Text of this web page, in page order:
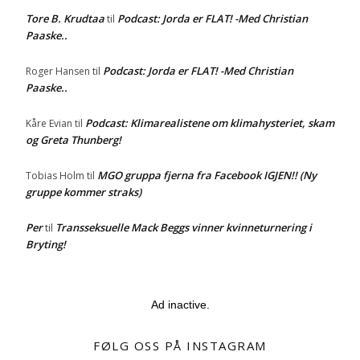
Tore B. Krudtaatil Podcast: Jorda er FLAT! -Med Christian
Paaske..
Roger Hansen til Podcast: Jorda er FLAT! -Med Christian
Paaske..
Kåre Evian til Podcast: Klimarealistene om klimahysteriet, skam
og Greta Thunberg!
Tobias Holm til MGO gruppa fjerna fra Facebook IGJEN!! (Ny
gruppe kommer straks)
Pertil Transseksuelle Mack Beggs vinner kvinneturnering i
Bryting!
Ad inactive.
FØLG OSS PÅ INSTAGRAM